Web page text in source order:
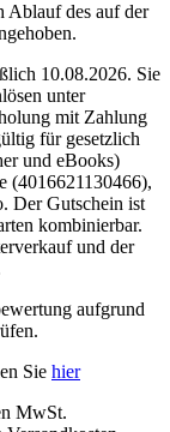
Ablauf des auf der
10.08.2026. Sie
unter
mit Zahlung
für gesetzlich
und eBooks)
(4016621130466),
Der Gutschein ist
kombinierbar.
und der
aufgrund
Sie hier
MwSt.